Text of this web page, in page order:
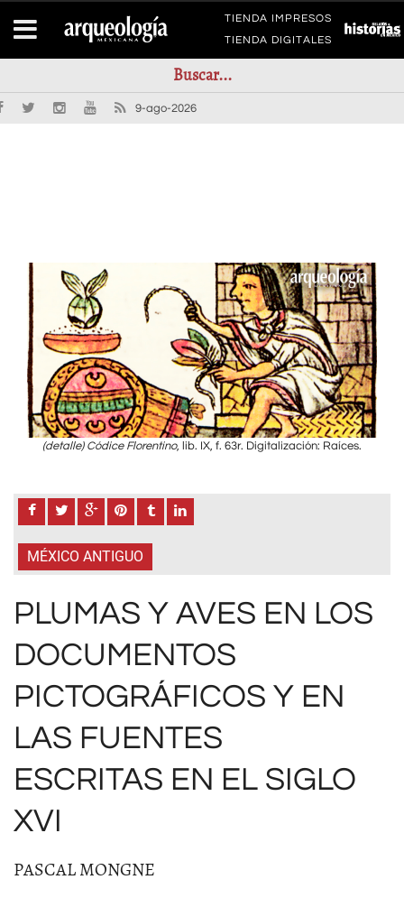
TIENDA IMPRESOS
TIENDA DIGITALES
9-ago-2026
(detalle) Códice Florentino, lib. IX, f. 63r. Digitalización: Raíces.
MÉXICO ANTIGUO
PLUMAS Y AVES EN LOS
DOCUMENTOS
PICTOGRÁFICOS Y EN
LAS FUENTES
ESCRITAS EN EL SIGLO
XVI
PASCAL MONGNE